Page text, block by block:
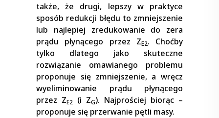
także, że drugi, lepszy w praktyce
sposób redukcji błędu to zmniejszenie
lub najlepiej zredukowanie do zera
prądu płynącego przez ZE2. Choćby
tylko dlatego jako skuteczne
rozwiązanie omawianego problemu
proponuje się zmniejszenie, a wręcz
wyeliminowanie prądu płynącego
przez ZE2 (i ZG). Najprościej biorąc –
proponuje się przerwanie pętli masy.